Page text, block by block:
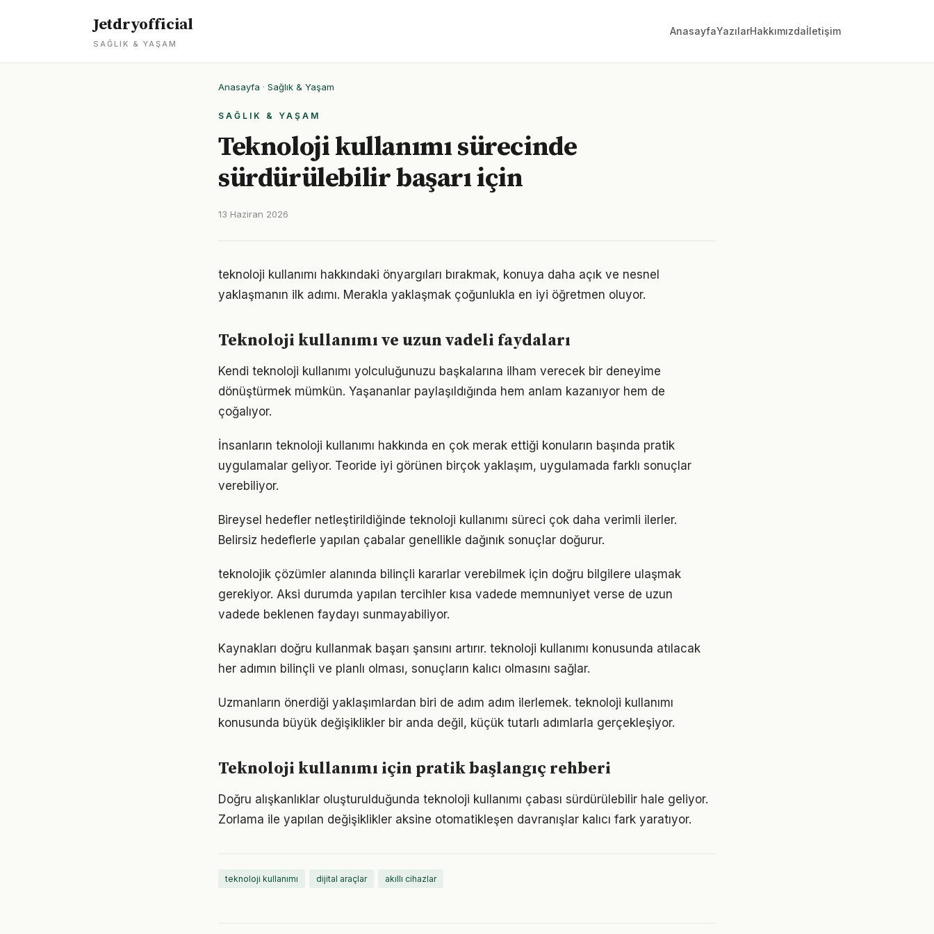
Jetdryofficial
SAĞLIK & YAŞAM
AnasayfaYazılarHakkımızdaİletişim
Anasayfa · Sağlık & Yaşam
SAĞLIK & YAŞAM
Teknoloji kullanımı sürecinde
sürdürülebilir başarı için
13 Haziran 2026
teknoloji kullanımı hakkındaki önyargıları bırakmak, konuya daha açık ve nesnel
yaklaşmanın ilk adımı. Merakla yaklaşmak çoğunlukla en iyi öğretmen oluyor.
Teknoloji kullanımı ve uzun vadeli faydaları
Kendi teknoloji kullanımı yolculuğunuzu başkalarına ilham verecek bir deneyime
dönüştürmek mümkün. Yaşananlar paylaşıldığında hem anlam kazanıyor hem de
çoğalıyor.
İnsanların teknoloji kullanımı hakkında en çok merak ettiği konuların başında pratik
uygulamalar geliyor. Teoride iyi görünen birçok yaklaşım, uygulamada farklı sonuçlar
verebiliyor.
Bireysel hedefler netleştirildiğinde teknoloji kullanımı süreci çok daha verimli ilerler.
Belirsiz hedeflerle yapılan çabalar genellikle dağınık sonuçlar doğurur.
teknolojik çözümler alanında bilinçli kararlar verebilmek için doğru bilgilere ulaşmak
gerekiyor. Aksi durumda yapılan tercihler kısa vadede memnuniyet verse de uzun
vadede beklenen faydayı sunmayabiliyor.
Kaynakları doğru kullanmak başarı şansını artırır. teknoloji kullanımı konusunda atılacak
her adımın bilinçli ve planlı olması, sonuçların kalıcı olmasını sağlar.
Uzmanların önerdiği yaklaşımlardan biri de adım adım ilerlemek. teknoloji kullanımı
konusunda büyük değişiklikler bir anda değil, küçük tutarlı adımlarla gerçekleşiyor.
Teknoloji kullanımı için pratik başlangıç rehberi
Doğru alışkanlıklar oluşturulduğunda teknoloji kullanımı çabası sürdürülebilir hale geliyor.
Zorlama ile yapılan değişiklikler aksine otomatikleşen davranışlar kalıcı fark yaratıyor.
teknoloji kullanımı dijital araçlar akıllı cihazlar